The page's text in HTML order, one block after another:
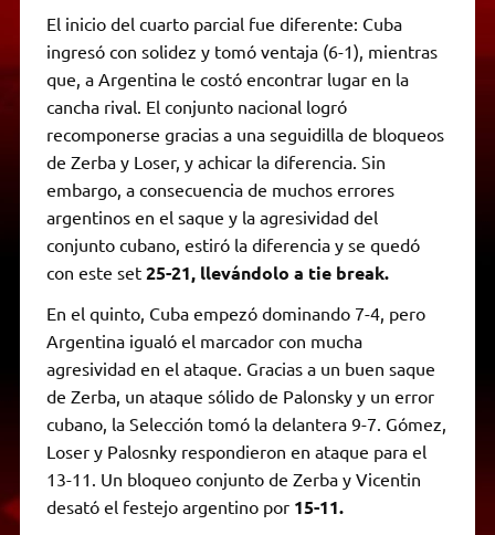
El inicio del cuarto parcial fue diferente: Cuba
ingresó con solidez y tomó ventaja (6-1), mientras
que, a Argentina le costó encontrar lugar en la
cancha rival. El conjunto nacional logró
recomponerse gracias a una seguidilla de bloqueos
de Zerba y Loser, y achicar la diferencia. Sin
embargo, a consecuencia de muchos errores
argentinos en el saque y la agresividad del
conjunto cubano, estiró la diferencia y se quedó
con este set 25-21, llevándolo a tie break.
En el quinto, Cuba empezó dominando 7-4, pero
Argentina igualó el marcador con mucha
agresividad en el ataque. Gracias a un buen saque
de Zerba, un ataque sólido de Palonsky y un error
cubano, la Selección tomó la delantera 9-7. Gómez,
Loser y Palosnky respondieron en ataque para el
13-11. Un bloqueo conjunto de Zerba y Vicentin
desató el festejo argentino por 15-11.